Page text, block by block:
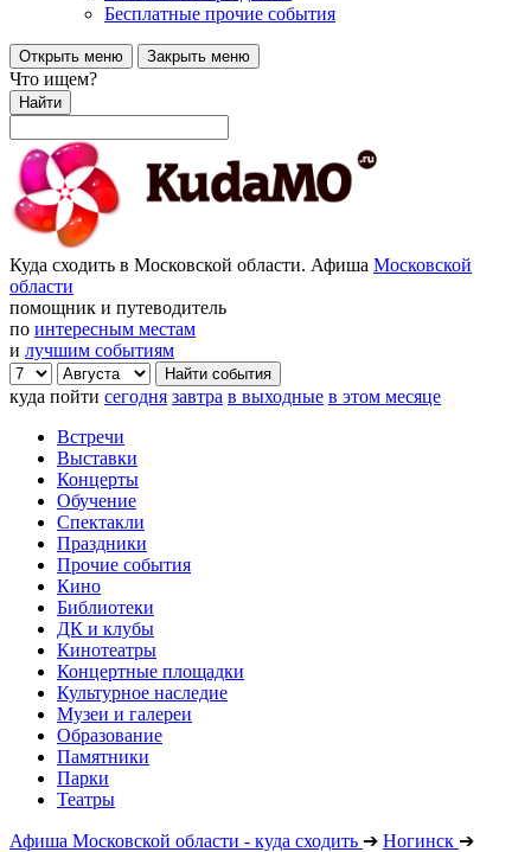
Бесплатные прочие события
Открыть меню Закрыть меню
Что ищем?
Найти
Куда сходить в Московской области. Афиша Московской
области
помощник и путеводитель
по интересным местам
и лучшим событиям
куда пойти сегодня завтра в выходные в этом месяце
Встречи
Выставки
Концерты
Обучение
Спектакли
Праздники
Прочие события
Кино
Библиотеки
ДК и клубы
Кинотеатры
Концертные площадки
Культурное наследие
Музеи и галереи
Образование
Памятники
Парки
Театры
Афиша Московской области - куда сходить ➔ Ногинск ➔